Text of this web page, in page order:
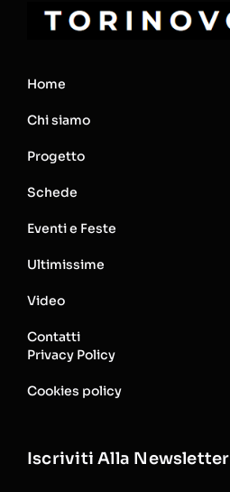
Home
Chi siamo
Progetto
Schede
Eventi e Feste
Ultimissime
Video
Contatti
Privacy Policy
Cookies policy
Iscriviti Alla Newsletter